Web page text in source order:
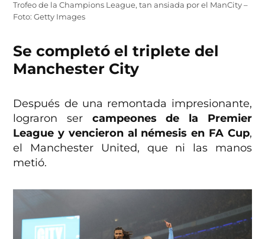
Trofeo de la Champions League, tan ansiada por el ManCity –
Foto: Getty Images
Se completó el triplete del
Manchester City
Después de una remontada impresionante,
lograron ser campeones de la Premier
League y vencieron al némesis en FA Cup,
el Manchester United, que ni las manos
metió.